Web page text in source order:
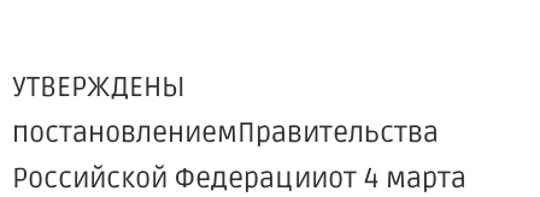
УТВЕРЖДЕНЫ
постановлениемПравительства
Российской Федерацииот 4 марта